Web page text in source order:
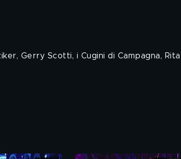
Gerry Scotti, i Cugini di Campagna, Rita